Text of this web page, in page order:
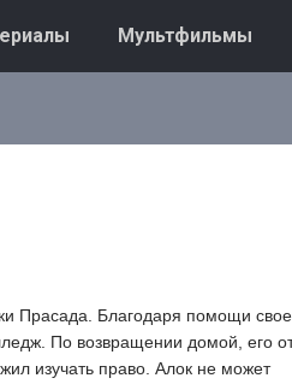
Мультфильмы
Прасада. Благодаря помощи
По возвращении домой, его
изучать право. Алок не может